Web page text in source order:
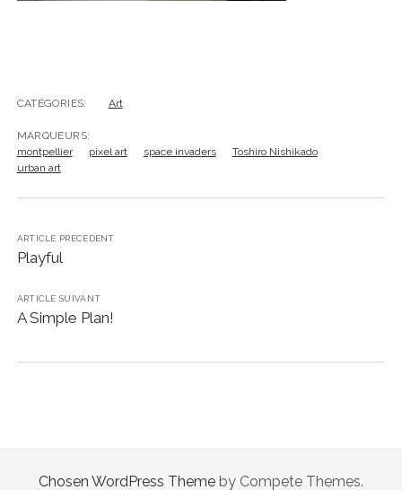
CATÉGORIES: Art
MARQUEURS:
montpellier
pixel art space invaders
Toshiro Nishikado
urban art
ARTICLE PRÉCÉDENT
Playful
ARTICLE SUIVANT
A Simple Plan!
Chosen WordPress Theme by Compete Themes.